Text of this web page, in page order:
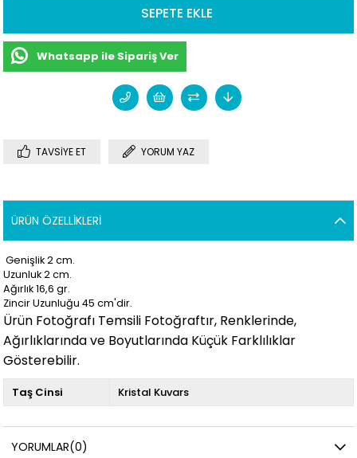
Whatsapp ile Sipariş Ver
TAVSIYE ET YORUM YAZ
ÜRÜN ÖZELLIKLERI
Genişlik 2 cm.
Uzunluk 2cm.
Ağırlık 16,6gr.
Zincir Uzunluğu 45 cm'dir.
Ürün Fotoğrafı Temsili Fotoğraftır, Renklerinde,
Ağırlıklarında ve Boyutlarında Küçük Farklılıklar
Gösterebilir.
Taş Cinsi Kristal Kuvars
YORUMLAR(0)